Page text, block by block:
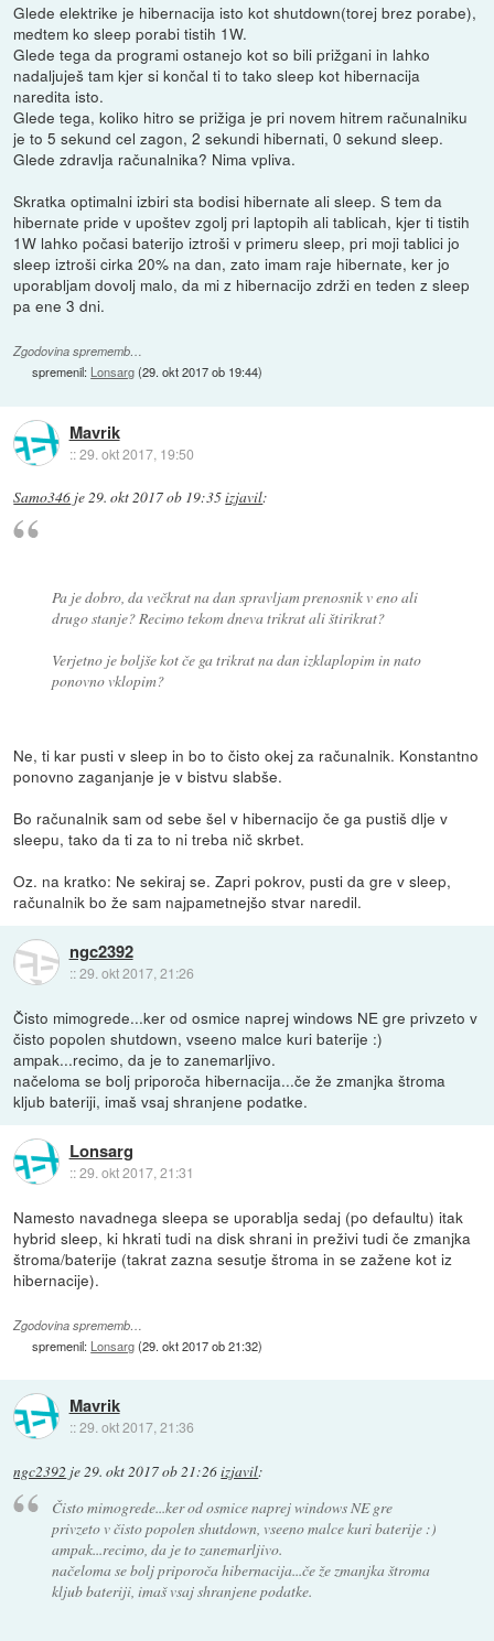
Glede elektrike je hibernacija isto kot shutdown(torej brez porabe),
medtem ko sleep porabi tistih 1W.
Glede tega da programi ostanejo kot so bili prižgani in lahko
nadaljuješ tam kjer si končal ti to tako sleep kot hibernacija
naredita isto.
Glede tega, koliko hitro se prižiga je pri novem hitrem računalniku
je to 5 sekund cel zagon, 2 sekundi hibernati, 0 sekund sleep.
Glede zdravlja računalnika? Nima vpliva.
Skratka optimalni izbiri sta bodisi hibernate ali sleep. S tem da
hibernate pride v upoštev zgolj pri laptopih ali tablicah, kjer ti tistih
1W lahko počasi baterijo iztroši v primeru sleep, pri moji tablici jo
sleep iztroši cirka 20% na dan, zato imam raje hibernate, ker jo
uporabljam dovolj malo, da mi z hibernacijo zdrži en teden z sleep
pa ene 3 dni.
Zgodovina sprememb…
spremenil: Lonsarg(29. okt 2017 ob 19:44)
Mavrik
::29. okt 2017, 19:50
Samo346 je29. okt 2017 ob 19:35izjavil:
Pa je dobro, da večkrat na dan spravljam prenosnik v eno ali
drugo stanje? Recimo tekom dneva trikrat ali štirikrat?
Verjetno je boljše kot če ga trikrat na dan izklaplopim in nato
ponovno vklopim?
Ne, ti kar pusti v sleep in bo to čisto okej za računalnik. Konstantno
ponovno zaganjanje je v bistvu slabše.
Bo računalnik sam od sebe šel v hibernacijo če ga pustiš dlje v
sleepu, tako da ti za to ni treba nič skrbet.
Oz. na kratko: Ne sekiraj se. Zapri pokrov, pusti da gre v sleep,
računalnik bo že sam najpametnejšo stvar naredil.
ngc2392
::29. okt 2017, 21:26
Čisto mimogrede...ker od osmice naprej windows NE gre privzeto v
čisto popolen shutdown, vseeno malce kuri baterije :)
ampak...recimo, da je to zanemarljivo.
načeloma se bolj priporoča hibernacija...če že zmanjka štroma
kljub bateriji, imaš vsaj shranjene podatke.
Lonsarg
::29. okt 2017, 21:31
Namesto navadnega sleepa se uporablja sedaj (po defaultu) itak
hybrid sleep, ki hkrati tudi na disk shrani in preživi tudi če zmanjka
štroma/baterije (takrat zazna sesutje štroma in se zažene kot iz
hibernacije).
Zgodovina sprememb…
spremenil: Lonsarg(29. okt 2017 ob 21:32)
Mavrik
::29. okt 2017, 21:36
ngc2392 je29. okt 2017 ob 21:26izjavil:
Čisto mimogrede...ker od osmice naprej windows NE gre
privzeto v čisto popolen shutdown, vseeno malce kuri baterije :)
ampak...recimo, da je to zanemarljivo.
načeloma se bolj priporoča hibernacija...če že zmanjka štroma
kljub bateriji, imaš vsaj shranjene podatke.